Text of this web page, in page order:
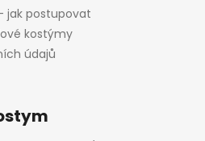
jak postupovat
kostýmy
údajů